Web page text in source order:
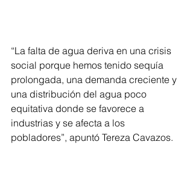
“La falta de agua deriva en una crisis
social porque hemos tenido sequía
prolongada, una demanda creciente y
una distribución del agua poco
equitativa donde se favorece a
industrias y se afecta a los
pobladores”, apuntó Tereza Cavazos.